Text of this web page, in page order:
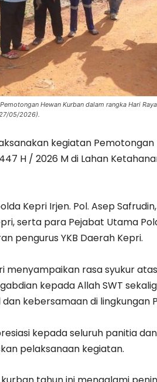
Hewan Kurban dalam rangka Hari
05/2026).
kegiatan
H / 2026 M di Lahan
Kepri Irjen. Pol. Asep Safrudin,
serta para Pejabat Utama
pengurus YKB Daerah Kepri.
menyampaikan rasa syukur
kepada Allah SWT
kebersamaan di lingkungan
kepada seluruh panitia
pelaksanaan kegiatan.